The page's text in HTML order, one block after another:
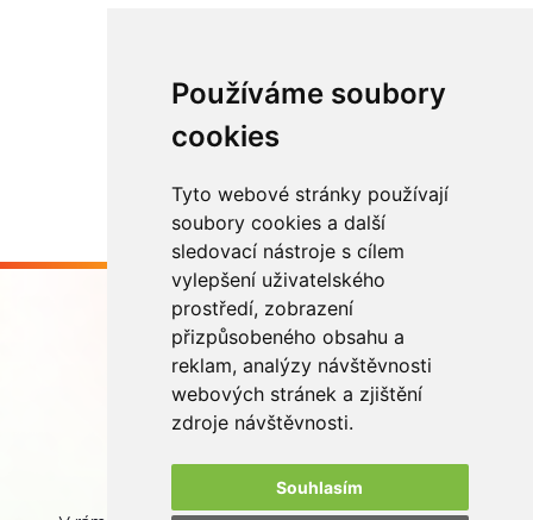
Používáme soubory
cookies
Tyto webové stránky používají
soubory cookies a další
sledovací nástroje s cílem
vylepšení uživatelského
prostředí, zobrazení
přizpůsobeného obsahu a
reklam, analýzy návštěvnosti
webových stránek a zjištění
zdroje návštěvnosti.
Souhlasím
Načíst další
Buďme ve spojení